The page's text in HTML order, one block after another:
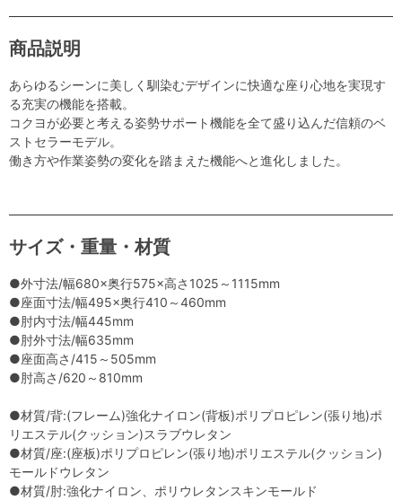
商品説明
あらゆるシーンに美しく馴染むデザインに快適な座り心地を実現す
る充実の機能を搭載。
コクヨが必要と考える姿勢サポート機能を全て盛り込んだ信頼のベ
ストセラーモデル。
働き方や作業姿勢の変化を踏まえた機能へと進化しました。
サイズ・重量・材質
●外寸法/幅680×奥行575×高さ1025～1115mm
●座面寸法/幅495×奥行410～460mm
●肘内寸法/幅445mm
●肘外寸法/幅635mm
●座面高さ/415～505mm
●肘高さ/620～810mm
●材質/背:(フレーム)強化ナイロン(背板)ポリプロピレン(張り地)ポ
リエステル(クッション)スラブウレタン
●材質/座:(座板)ポリプロピレン(張り地)ポリエステル(クッション)
モールドウレタン
●材質/肘:強化ナイロン、ポリウレタンスキンモールド